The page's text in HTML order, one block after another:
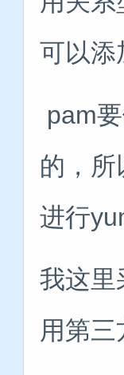
可以添
pam
的，
进行
我这里
用第